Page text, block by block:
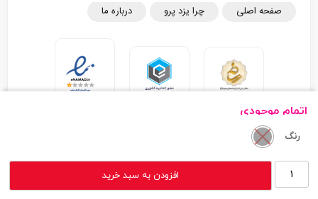
اتمام موجودی
رنگ
هدفون
بی
افزودن به سبد خرید
صفحه اصلی چرا یزد پرو درباره ما
تمام حقوق مادی و معنوی این سایت متعلق به یزد پرو می‌باشد.
طراحی سایت - گروه نرم افزاری چابک